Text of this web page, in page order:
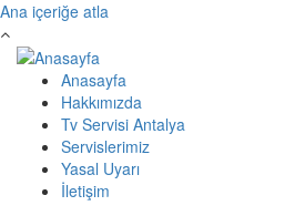
Ana içeriğe atla
Anasayfa
Hakkımızda
Tv Servisi Antalya
Servislerimiz
Yasal Uyarı
İletişim